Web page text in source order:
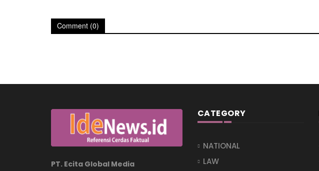
Comment (0)
PT. Ecita Global Media
CATEGORY
NATIONAL
LAW